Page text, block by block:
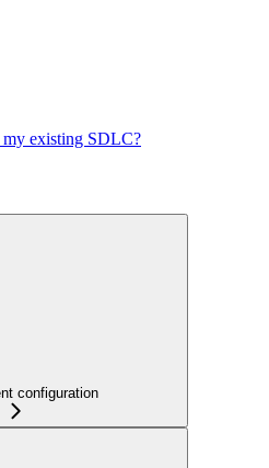
existing SDLC?
configuration